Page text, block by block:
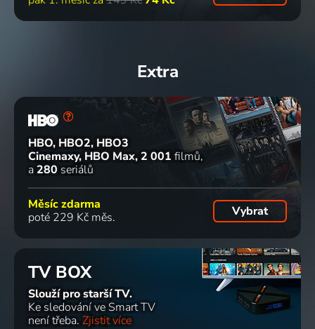
Extra
HBO, HBO2, HBO3
Cinemaxy, HBO Max 2 001 filmů
a 280 seriálů
Měsíc zdarma
poté 229 Kč měs.
Vybrat
TV BOX
Slouží pro starší TV.
Ke sledování ve Smart TV
není třeba. Zjistit více